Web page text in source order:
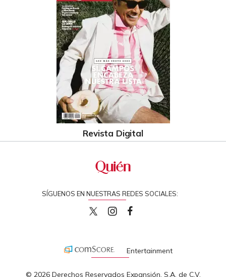
Revista Digital
SÍGUENOS EN NUESTRAS REDES SOCIALES:
quiencom
Entertainment
© 2026 Derechos Reservados Expansión, S.A. de C.V.